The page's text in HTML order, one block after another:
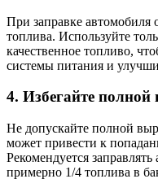
При заправке автомобиля
топлива. Используйте
качественное топливо,
системы питания и
4. Избегайте
Не допускайте полной
может привести к
Рекомендуется заправлять
примерно 1/4 топлива в